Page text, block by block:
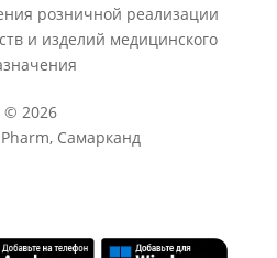
розничной реализации
и изделий медицинского
© 2026
Самарканд